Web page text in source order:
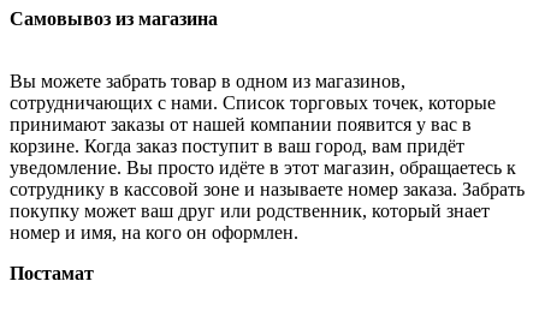
Самовывоз из магазина
Вы можете забрать товар в одном из магазинов,
сотрудничающих с нами. Список торговых точек, которые
принимают заказы от нашей компании появится у вас в
корзине. Когда заказ поступит в ваш город, вам придёт
уведомление. Вы просто идёте в этот магазин, обращаетесь к
сотруднику в кассовой зоне и называете номер заказа. Забрать
покупку может ваш друг или родственник, который знает
номер и имя, на кого он оформлен.
Постамат